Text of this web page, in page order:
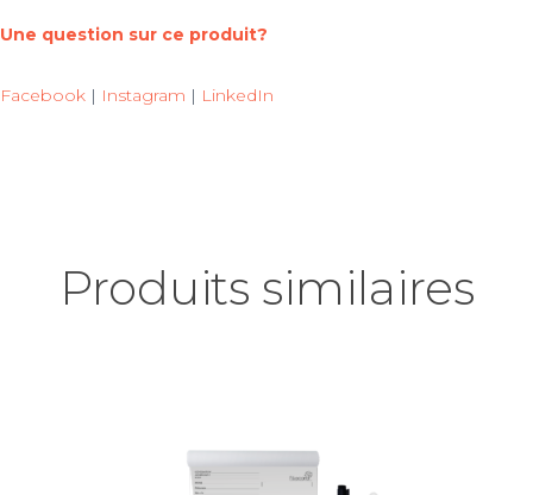
Une question sur ce produit?
Facebook | Instagram | LinkedIn
Produits similaires